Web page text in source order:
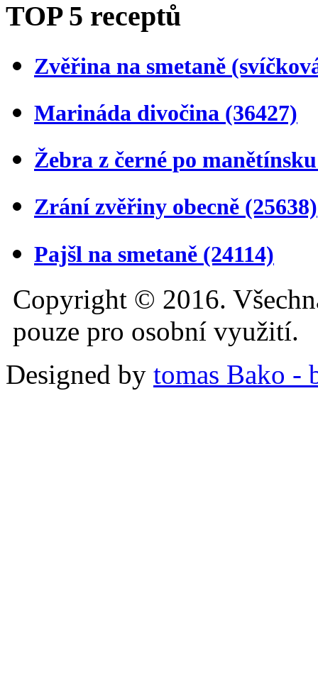
TOP 5 receptů
Zvěřina na smetaně
Marináda divočina (36427)
Žebra z černé po
Zrání zvěřiny obecně (25638)
Pajšl na smetaně (24114)
Copyright © 2016.
pouze pro osobní využití.
Designed by tomas Bako -